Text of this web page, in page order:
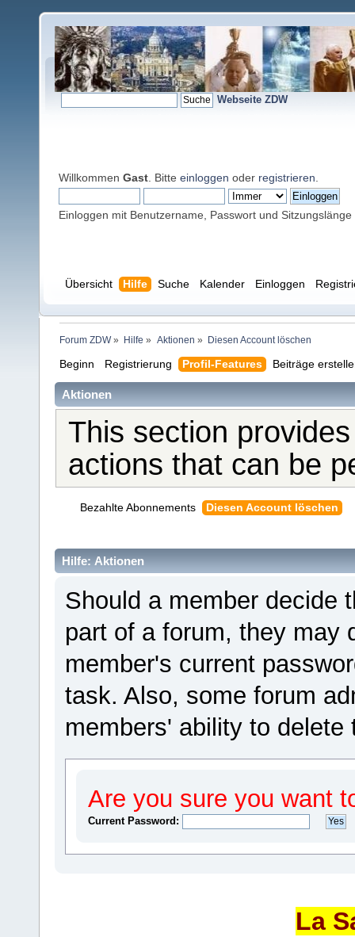
Webseite ZDW
Willkommen Gast . Bitte einloggen oder registrieren
Einloggen mit Benutzername, Passwort und Sitzungslänge
Übersicht Hilfe Suche Kalender Einloggen
Forum ZDW» Hilfe » Aktionen » Diesen Account löschen
Beginn Registrierung Profil-Features Beiträge
Aktionen
This section
actions that can be
Bezahlte Abonnements Diesen Account löschen
Hilfe: Aktionen
Should a member decide
part of a forum, they may
member's current
task. Also, some forum
members' ability to delete
Are you sure you want
Current Password:
La